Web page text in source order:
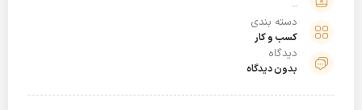
دسته بندی
کسب و کار
دیدگاه
بدون دیدگاه